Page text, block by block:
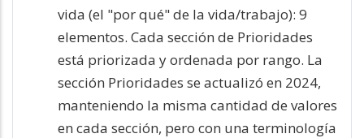
vida (el "por qué" de la vida/trabajo): 9
elementos. Cada sección de Prioridades
está priorizada y ordenada por rango. La
sección Prioridades se actualizó en 2024,
manteniendo la misma cantidad de valores
en cada sección, pero con una terminología